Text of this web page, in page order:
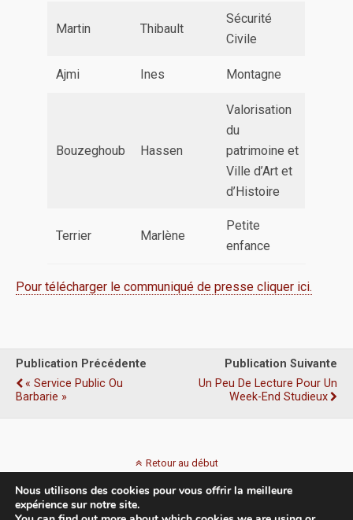
Martin Thibault
Sécurité
Civile
Ajmi Ines Montagne
Bouzeghoub Hassen
Valorisation
du
patrimoine et
Ville d’Art et
d’Histoire
Terrier Marlène
Petite
enfance
Pour télécharger le communiqué de presse cliquer ici.
Publication Précédente
« Service Public Ou
Barbarie »
Publication Suivante
Un Peu De Lecture Pour Un
Week-End Studieux
Retour au début
Mobile
Nous utilisons des cookies pour vous offrir la meilleure
expérience sur notre site.